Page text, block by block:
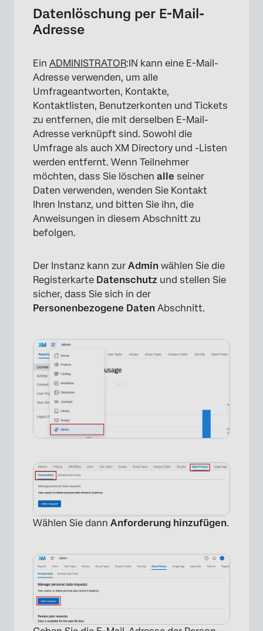
Datenlöschung per E-Mail-
Adresse
Ein ADMINISTRATOR:IN kann eine E-Mail-
Adresse verwenden, um alle
Umfrageantworten, Kontakte,
Kontaktlisten, Benutzerkonten und Tickets
zu entfernen, die mit derselben E-Mail-
Adresse verknüpft sind. Sowohl die
Umfrage als auch XM Directory und -Listen
werden entfernt. Wenn Teilnehmer
möchten, dass Sie löschen alle seiner
Daten verwenden, wenden Sie Kontakt
Ihren Instanz, und bitten Sie ihn, die
Anweisungen in diesem Abschnitt zu
befolgen.
Der Instanz kann zur Admin wählen Sie die
Registerkarte Datenschutz und stellen Sie
sicher, dass Sie sich in der
Personenbezogene Daten Abschnitt.
Wählen Sie dann Anforderung hinzufügen.